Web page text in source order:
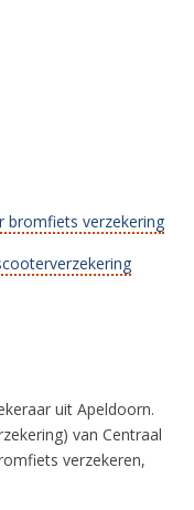
bromfiets verzekering
uit Apeldoorn.
van Centraal
verzekeren,